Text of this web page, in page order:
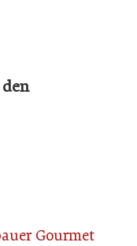
Gourmet